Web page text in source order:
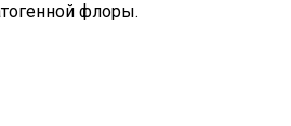
флоры.